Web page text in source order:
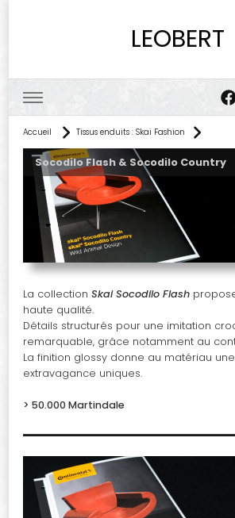
LEOBERT
Accueil Tissus enduits : Skai Fashion
Socodilo Flash & Socodilo Country
La collection Skai Socodilo Flash
haute qualité.
Détails structurés pour une imitation
remarquable, grâce notamment au
La finition glossy donne au matériau
extravagance uniques.
> 50.000 Martindale